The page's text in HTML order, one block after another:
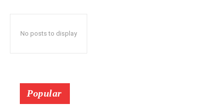
No posts to display
Popular